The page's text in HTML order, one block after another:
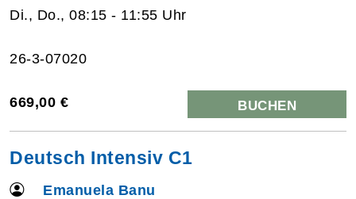
Di., Do., 08:15 - 11:55 Uhr
26-3-07020
669,00 € BUCHEN
Deutsch Intensiv C1
Emanuela Banu